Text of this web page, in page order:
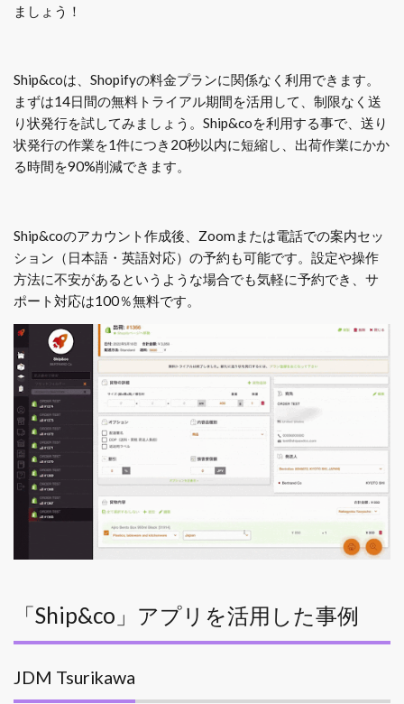
ましょう！
Ship&coは、Shopifyの料金プランに関係なく利用できます。
まずは14日間の無料トライアル期間を活用して、制限なく送
り状発行を試してみましょう。Ship&coを利用する事で、送り
状発行の作業を1件につき20秒以内に短縮し、出荷作業にかか
る時間を90%削減できます。
Ship&coのアカウント作成後、Zoomまたは電話での案内セッ
ション（日本語・英語対応）の予約も可能です。設定や操作
方法に不安があるというような場合でも気軽に予約でき、サ
ポート対応は100％無料です。
「Ship&co」アプリを活用した事例
JDM Tsurikawa